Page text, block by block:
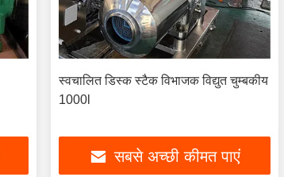
स्वचालित डिस्क स्टैक विभाजक विद्युत चुम्बकीय
1000l
सबसे अच्छी कीमत पाएं